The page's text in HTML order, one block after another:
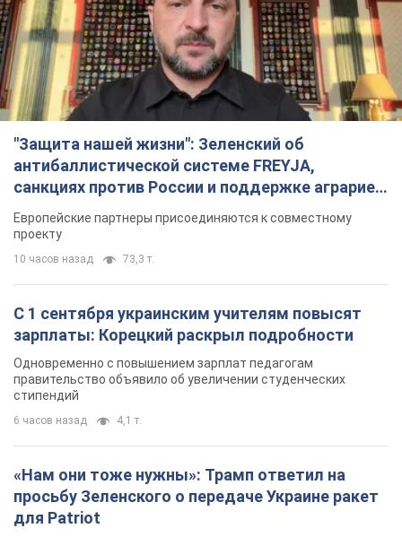
"Защита нашей жизни": Зеленский об
антибаллистической системе FREYJA,
санкциях против России и поддержке аграриев.
Видео
Европейские партнеры присоединяются к совместному
проекту
10 часов назад 73,3 т.
С 1 сентября украинским учителям повысят
зарплаты: Корецкий раскрыл подробности
Одновременно с повышением зарплат педагогам
правительство объявило об увеличении студенческих
стипендий
6 часов назад 4,1 т.
«Нам они тоже нужны»: Трамп ответил на
просьбу Зеленского о передаче Украине ракет
для Patriot